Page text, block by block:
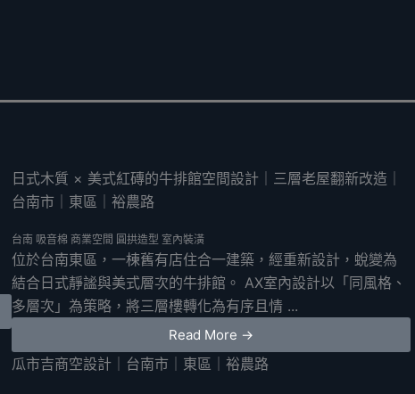
日式木質 × 美式紅磚的牛排館空間設計｜三層老屋翻新改造｜
台南市｜東區｜裕農路
台南 吸音棉 商業空間 圓拱造型 室內裝潢
位於台南東區，一棟舊有店住合一建築，經重新設計，蛻變為
結合日式靜謐與美式層次的牛排館。 AX室內設計以「同風格、
多層次」為策略，將三層樓轉化為有序且情 ...
Read More →
瓜市吉商空設計｜台南市｜東區｜裕農路